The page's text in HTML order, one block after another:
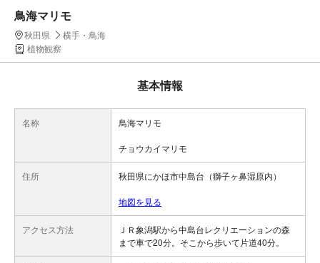
鳥海マリモ
秋田県
横手・鳥海
植物観察
基本情報
名称 鳥海マリモ
チョウカイマリモ
住所 秋田県にかほ市中島台（獅子ヶ鼻湿原内）
地図を見る
アクセス方法
ＪＲ象潟駅から中島台レクリエーションの森
まで車で20分。そこから歩いて片道40分。